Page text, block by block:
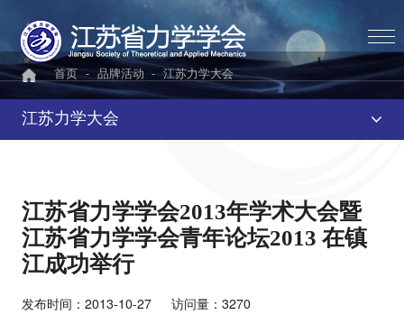
首页 - 品牌活动 - 江苏力学大会
江苏力学大会
江苏省力学学会2013年学术大会暨
江苏省力学学会青年论坛2013 在镇
江成功举行
发布时间：2013-10-27 访问量：3270